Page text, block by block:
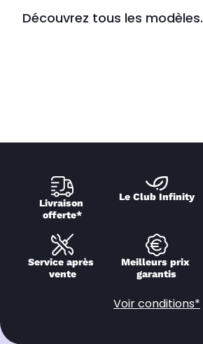
Découvrez tous les modèles.
Livraison
offerte*
Le Club Infinity
Service après
vente
Meilleurs prix
garantis
Voir conditions*